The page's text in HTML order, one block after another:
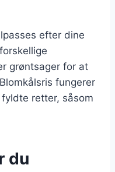
efter dine
grøntsager for at
fungerer
retter, såsom
du